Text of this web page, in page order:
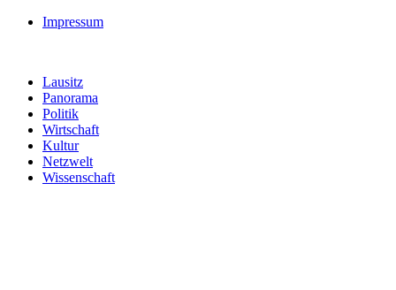
Impressum
Lausitz
Panorama
Politik
Wirtschaft
Kultur
Netzwelt
Wissenschaft